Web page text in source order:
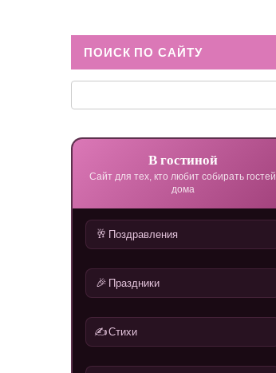
ПОИСК ПО САЙТУ
В гостиной
Сайт для тех, кто любит собирать гостей
дома
🥂 Поздравления
🎉 Праздники
✍️Стихи